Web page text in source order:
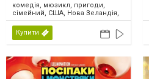
комедія, мюзикл, пригоди,
сімейний, США, Нова Зеландія,
2026
Купити